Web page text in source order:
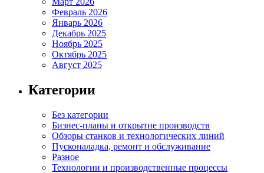
Февраль 2026
Январь 2026
Декабрь 2025
Ноябрь 2025
Октябрь 2025
Август 2025
Категории
Без категории
Бизнес-планы и открытие производств
Обзоры станков и технологических линий
Пусконаладка, ремонт и обслуживание
Разное
Технологии и производственные процессы